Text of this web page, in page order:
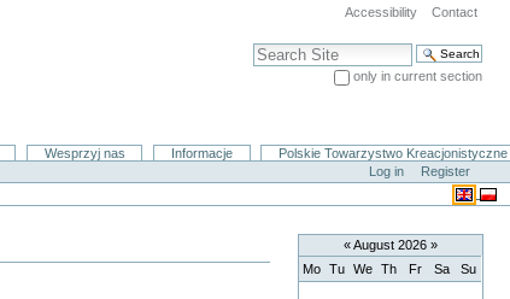
Accessibility Contact
Search Site
only in current section
Wesprzyj nas Informacje
Polskie Towarzystwo Kreacjonistyczne
Log in
Register
«August 2026 »
Mo Tu We Th Fr Sa Su